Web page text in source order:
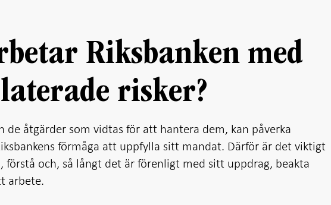
Riksbanken med
risker?
de åtgärder som vidtas för att hantera dem, kan påverka
förmåga att uppfylla sitt mandat. Därför är det viktigt
förstå och, så långt det är förenligt med sitt uppdrag, beakta
arbete.